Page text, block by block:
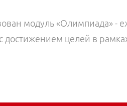
модуль «Олимпиада» -
достижением целей в